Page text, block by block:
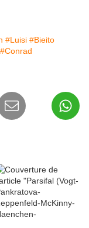
#Luisi #Bieito
#Conrad